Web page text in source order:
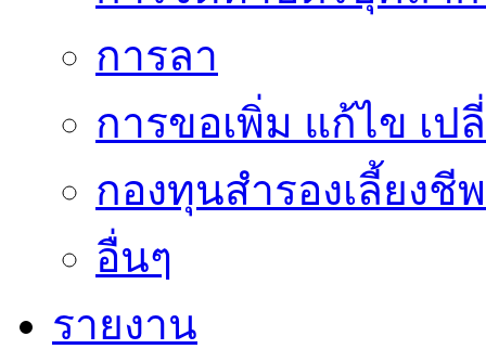
การลา
การขอเพิ่ม แก้ไข เ
กองทุนสำรองเลี้ยงชีพ
อื่นๆ
รายงาน